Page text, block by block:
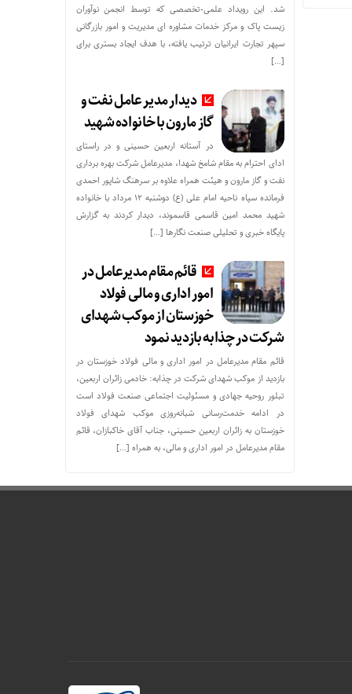
شد. این رویداد علمی-تخصصی که توسط انجمن نوآوران
زیست پاک و مرکز خدمات مشاوره ای مدیریت و امور بازرگانی
سپهر تجارت ایرانیان ترتیب یافته، با هدف ایجاد بستری برای
[…]
دیدار مدیر عامل نفت و
گاز مارون با خانواده شهید
در آستانه اربعین حسینی و در راستای
ادای احترام به مقام شامخ شهدا، مدیرعامل شرکت بهره برداری
نفت و گاز مارون و هیئت همراه علاوه بر سرهنگ شاپور احمدی
فرمانده سپاه ناحیه امام علی (ع) دوشنبه ۱۲ مرداد با خانواده
شهید محمد امین قاسمی قاسموند، دیدار کردند به گزارش
پایگاه خبری و تحلیلی صنعت نگارها […]
قائم مقام مدیرعامل در
امور اداری و مالی فولاد
خوزستان از موکب شهدای
شرکت در چذابه بازدید نمود
قائم مقام مدیرعامل در امور اداری و مالی فولاد خوزستان در
بازدید از موکب شهدای شرکت در چذابه: خادمی زائران اربعین،
تبلور روحیه جهادی و مسئولیت اجتماعی صنعت فولاد است
در ادامه خدمت‌رسانی شبانه‌روزی موکب شهدای فولاد
خوزستان به زائران اربعین حسینی، جناب آقای خاکبازان، قائم
مقام مدیرعامل در امور اداری و مالی، به همراه […]